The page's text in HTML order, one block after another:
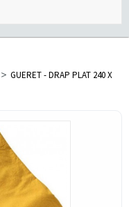
> GUERET - DRAP PLAT 240 X